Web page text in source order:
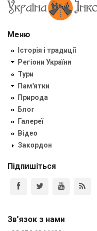
Меню
Історія і традиції
Регіони України
Тури
Пам'ятки
Природа
Блог
Галереї
Відео
Закордон
Підпишіться
Зв'язок з нами